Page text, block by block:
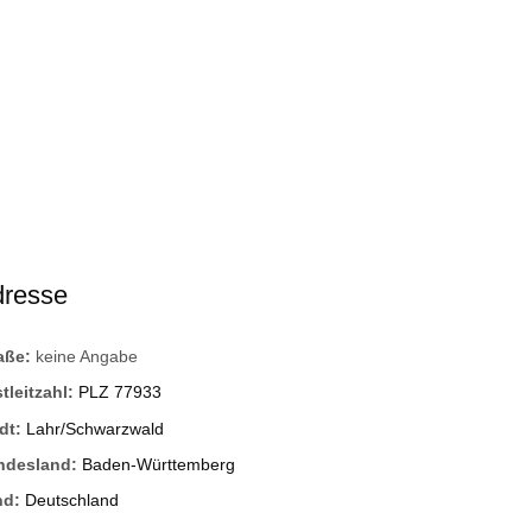
keine Angabe
PLZ 77933
Lahr/Schwarzwald
Baden-Württemberg
Deutschland